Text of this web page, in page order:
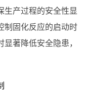
生产过程的安全性显
制固化反应的启动时
著降低安全隐患，